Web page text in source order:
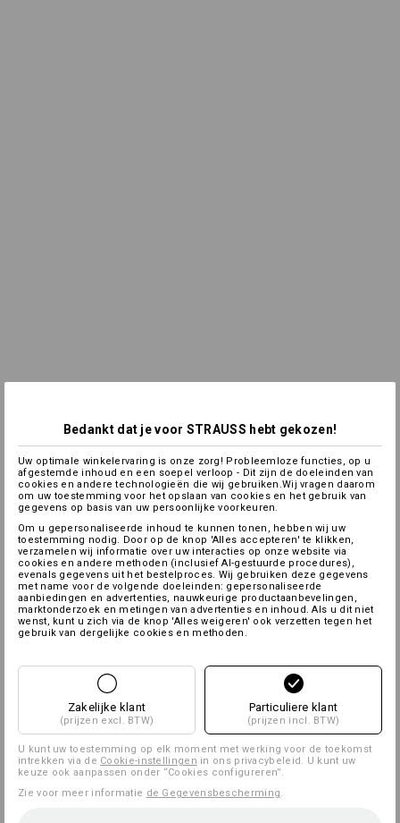
Bedankt dat je voor STRAUSS hebt gekozen!
Uw optimale winkelervaring is onze zorg! Probleemloze functies, op u
afgestemde inhoud en een soepel verloop - Dit zijn de doeleinden van
cookies en andere technologieën die wij gebruiken.Wij vragen daarom
om uw toestemming voor het opslaan van cookies en het gebruik van
gegevens op basis van uw persoonlijke voorkeuren.
Om u gepersonaliseerde inhoud te kunnen tonen, hebben wij uw
toestemming nodig. Door op de knop 'Alles accepteren' te klikken,
verzamelen wij informatie over uw interacties op onze website via
cookies en andere methoden (inclusief AI-gestuurde procedures),
evenals gegevens uit het bestelproces. Wij gebruiken deze gegevens
met name voor de volgende doeleinden: gepersonaliseerde
aanbiedingen en advertenties, nauwkeurige productaanbevelingen,
marktonderzoek en metingen van advertenties en inhoud. Als u dit niet
wenst, kunt u zich via de knop 'Alles weigeren' ook verzetten tegen het
gebruik van dergelijke cookies en methoden.
Zakelijke klant
(prijzen excl. BTW)
Particuliere klant
(prijzen incl. BTW)
U kunt uw toestemming op elk moment met werking voor de toekomst
intrekken via de Cookie-instellingen in ons privacybeleid. U kunt uw
keuze ook aanpassen onder “Cookies configureren”.
Zie voor meer informatie de Gegevensbescherming